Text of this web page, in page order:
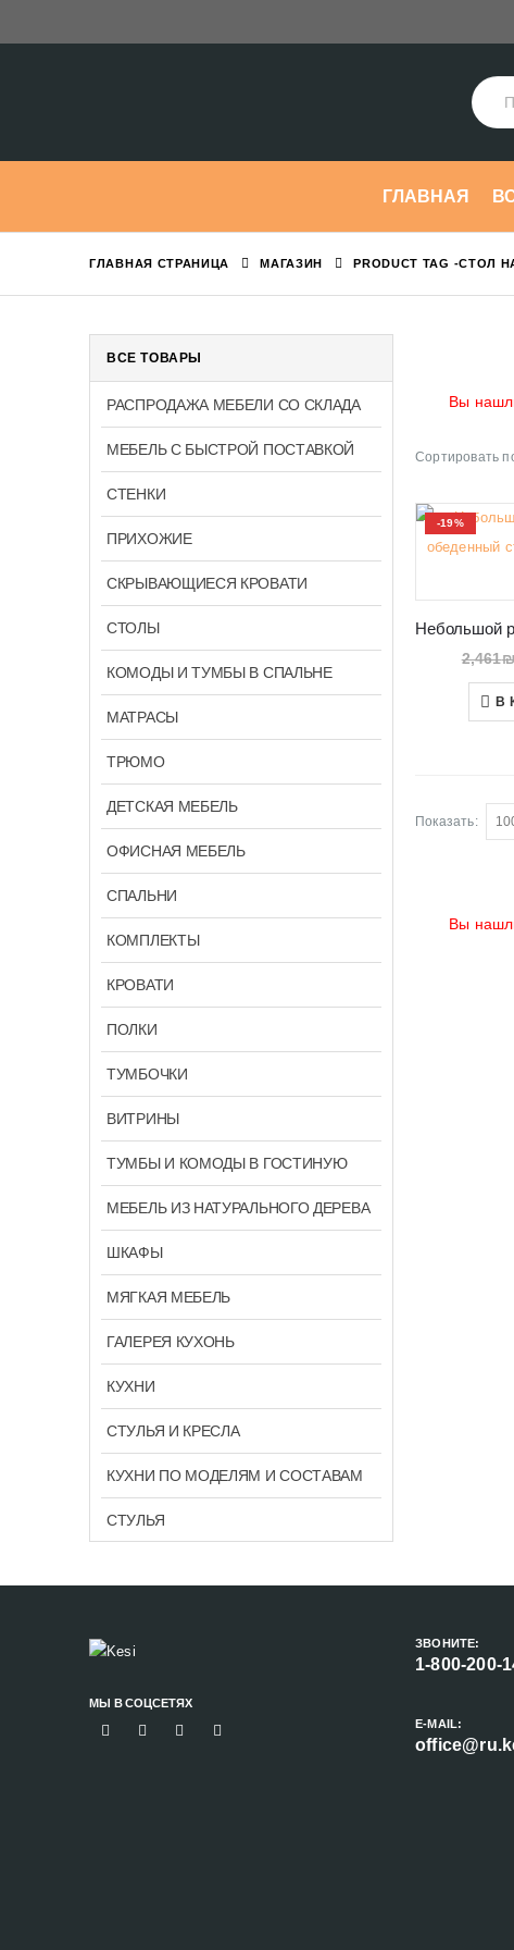
ГЛАВНАЯ
ГЛАВНАЯ СТРАНИЦА МАГАЗИН PRODUCT TAG -СТОЛ
Вы
Сортировать
-19%
2,461₪
В
Показать:
Вы
ВСЕ ТОВАРЫ
РАСПРОДАЖА МЕБЕЛИ СО СКЛАДА
МЕБЕЛЬ С БЫСТРОЙ ПОСТАВКОЙ
СТЕНКИ
ПРИХОЖИЕ
СКРЫВАЮЩИЕСЯ КРОВАТИ
СТОЛЫ
КОМОДЫ И ТУМБЫ В СПАЛЬНЕ
МАТРАСЫ
ТРЮМО
ДЕТСКАЯ МЕБЕЛЬ
ОФИСНАЯ МЕБЕЛЬ
СПАЛЬНИ
КОМПЛЕКТЫ
КРОВАТИ
ПОЛКИ
ТУМБОЧКИ
ВИТРИНЫ
ТУМБЫ И КОМОДЫ В ГОСТИНУЮ
МЕБЕЛЬ ИЗ НАТУРАЛЬНОГО ДЕРЕВА
ШКАФЫ
МЯГКАЯ МЕБЕЛЬ
ГАЛЕРЕЯ КУХОНЬ
КУХНИ
СТУЛЬЯ И КРЕСЛА
КУХНИ ПО МОДЕЛЯМ И СОСТАВАМ
СТУЛЬЯ
МЫ В СОЦСЕТЯХ
ЗВОНИТЕ:
1-800-200-
E-MAIL: